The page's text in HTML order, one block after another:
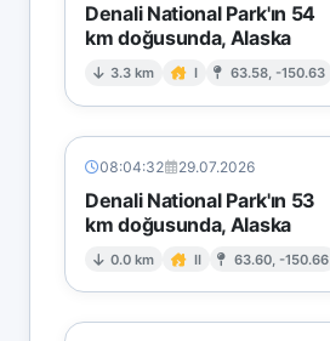
Denali National Park'ın 54
km doğusunda, Alaska
3.3 km I 63.58, -150.63
08:04:32 29.07.2026
Denali National Park'ın 53
km doğusunda, Alaska
0.0 km II 63.60, -150.66